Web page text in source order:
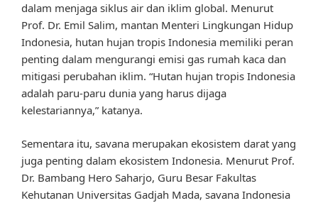
dalam menjaga siklus air dan iklim global. Menurut
Prof. Dr. Emil Salim, mantan Menteri Lingkungan Hidup
Indonesia, hutan hujan tropis Indonesia memiliki peran
penting dalam mengurangi emisi gas rumah kaca dan
mitigasi perubahan iklim. “Hutan hujan tropis Indonesia
adalah paru-paru dunia yang harus dijaga
kelestariannya,” katanya.
Sementara itu, savana merupakan ekosistem darat yang
juga penting dalam ekosistem Indonesia. Menurut Prof.
Dr. Bambang Hero Saharjo, Guru Besar Fakultas
Kehutanan Universitas Gadjah Mada, savana Indonesia